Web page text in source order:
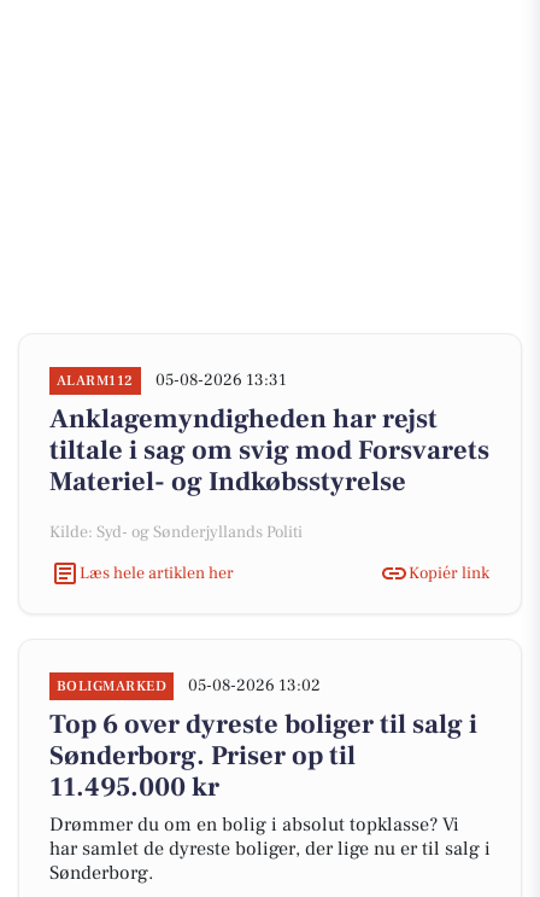
ALARM112 05-08-2026 13:31
Anklagemyndigheden har rejst
tiltale i sag om svig mod Forsvarets
Materiel- og Indkøbsstyrelse
Kilde: Syd- og Sønderjyllands Politi
Læs hele artiklen her
Kopiér link
BOLIGMARKED 05-08-2026 13:02
Top 6 over dyreste boliger til salg i
Sønderborg. Priser op til
11.495.000 kr
Drømmer du om en bolig i absolut topklasse? Vi
har samlet de dyreste boliger, der lige nu er til salg i
Sønderborg.